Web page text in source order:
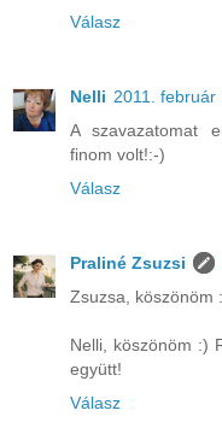
Válasz
Nelli 2011. február
A szavazatomat
finom volt!:-)
Válasz
Praliné Zsuzsi
Zsuzsa, köszönöm
Nelli, köszönöm :)
együtt!
Válasz